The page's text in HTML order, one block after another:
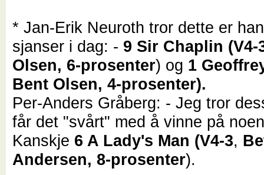
* Jan-Erik Neuroth tror dette er
sjanser i dag: - 9 Sir Chaplin (V4-
Olsen, 6-prosenter) og 1
Bent Olsen, 4-prosenter).
Per-Anders Gråberg: - Jeg tror
får det "svårt" med å vinne på
Kanskje 6 A Lady's Man (V4-3,
Andersen, 8-prosenter).